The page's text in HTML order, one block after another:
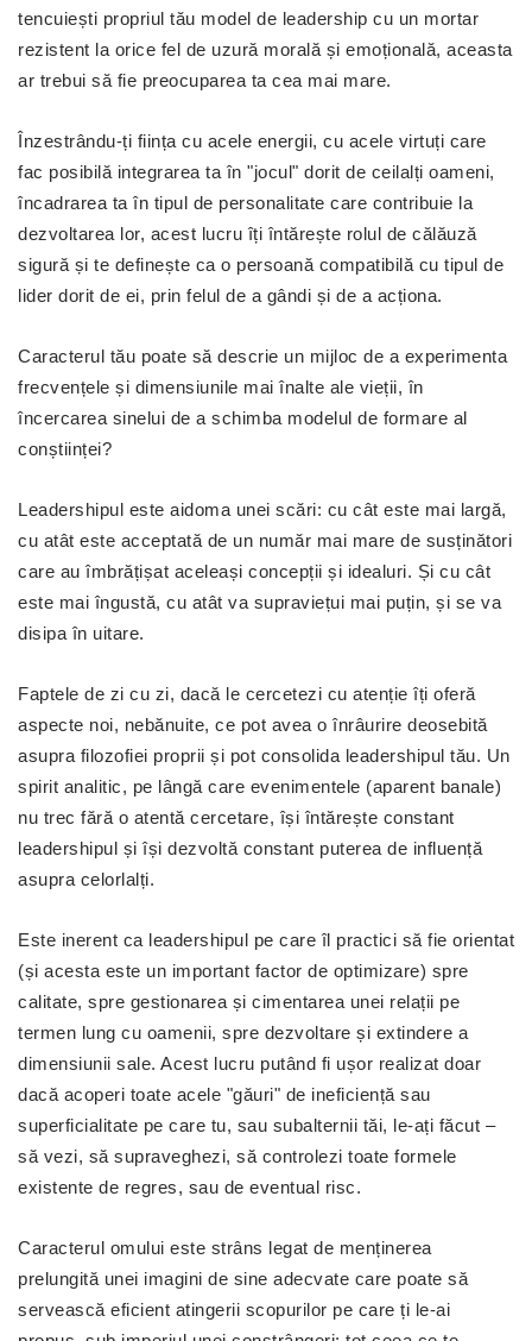
tencuiești propriul tău model de leadership cu un mortar
rezistent la orice fel de uzură morală și emoțională, aceasta
ar trebui să fie preocuparea ta cea mai mare.
Înzestrându-ți ființa cu acele energii, cu acele virtuți care
fac posibilă integrarea ta în "jocul" dorit de ceilalți oameni,
încadrarea ta în tipul de personalitate care contribuie la
dezvoltarea lor, acest lucru îți întărește rolul de călăuză
sigură și te definește ca o persoană compatibilă cu tipul de
lider dorit de ei, prin felul de a gândi și de a acționa.
Caracterul tău poate să descrie un mijloc de a experimenta
frecvențele și dimensiunile mai înalte ale vieții, în
încercarea sinelui de a schimba modelul de formare al
conștiinței?
Leadershipul este aidoma unei scări: cu cât este mai largă,
cu atât este acceptată de un număr mai mare de susținători
care au îmbrățișat aceleași concepții și idealuri. Și cu cât
este mai îngustă, cu atât va supraviețui mai puțin, și se va
disipa în uitare.
Faptele de zi cu zi, dacă le cercetezi cu atenție îți oferă
aspecte noi, nebănuite, ce pot avea o înrâurire deosebită
asupra filozofiei proprii și pot consolida leadershipul tău. Un
spirit analitic, pe lângă care evenimentele (aparent banale)
nu trec fără o atentă cercetare, își întărește constant
leadershipul și își dezvoltă constant puterea de influență
asupra celorlalți.
Este inerent ca leadershipul pe care îl practici să fie orientat
(și acesta este un important factor de optimizare) spre
calitate, spre gestionarea și cimentarea unei relații pe
termen lung cu oamenii, spre dezvoltare și extindere a
dimensiunii sale. Acest lucru putând fi ușor realizat doar
dacă acoperi toate acele "găuri" de ineficiență sau
superficialitate pe care tu, sau subalternii tăi, le-ați făcut –
să vezi, să supraveghezi, să controlezi toate formele
existente de regres, sau de eventual risc.
Caracterul omului este strâns legat de menținerea
prelungită unei imagini de sine adecvate care poate să
servească eficient atingerii scopurilor pe care ți le-ai